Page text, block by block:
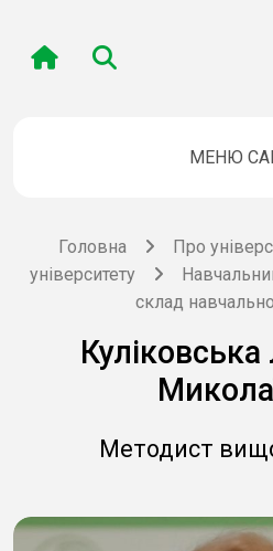
МЕНЮ
Головна Про
університету
склад
Методист